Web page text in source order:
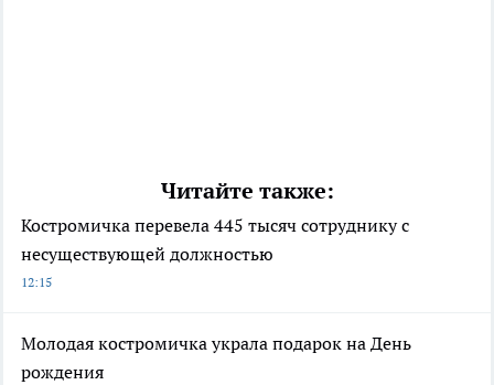
Читайте также:
Костромичка перевела 445 тысяч сотруднику с
несуществующей должностью
12:15
Молодая костромичка украла подарок на День
рождения